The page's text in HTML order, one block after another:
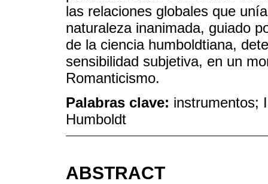
las relaciones globales que
naturaleza inanimada, guiado
de la ciencia humboldtiana,
sensibilidad subjetiva, en un
Romanticismo.
Palabras clave: instrumentos;
Humboldt
ABSTRACT